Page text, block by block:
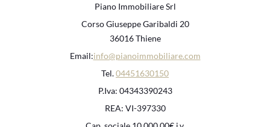
Piano Immobiliare Srl
Corso Giuseppe Garibaldi 20
36016 Thiene
Email:info@pianoimmobiliare.com
Tel.04451630150
P.Iva: 04343390243
REA: VI-397330